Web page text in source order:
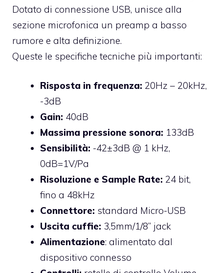
Dotato di connessione USB, unisce alla
sezione microfonica un preamp a basso
rumore e alta definizione.
Queste le specifiche tecniche più importanti:
Risposta in frequenza: 20Hz – 20kHz,
-3dB
Gain: 40dB
Massima pressione sonora: 133dB
Sensibilità: -42±3dB @ 1 kHz,
0dB=1V/Pa
Risoluzione e Sample Rate: 24 bit,
fino a 48kHz
Connettore: standard Micro-USB
Uscita cuffie: 3,5mm/1/8” jack
Alimentazione: alimentato dal
dispositivo connesso